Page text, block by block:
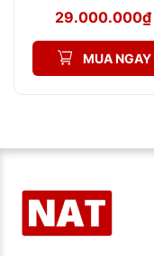
ADVANCE Z
29.000.000₫
MUA NGAY